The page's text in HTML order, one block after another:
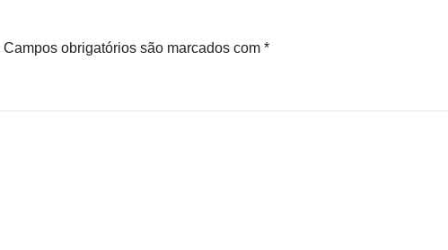
Campos obrigatórios são marcados com *